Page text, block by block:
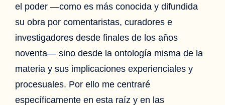
el poder —como es más conocida y difundida
su obra por comentaristas, curadores e
investigadores desde finales de los años
noventa— sino desde la ontología misma de la
materia y sus implicaciones experienciales y
procesuales. Por ello me centraré
específicamente en esta raíz y en las